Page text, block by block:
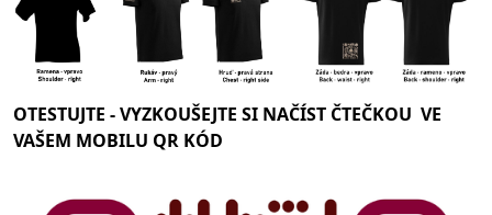
OTESTUJTE -VYZKOUŠEJTE SI NAČÍST ČTEČKOU VE
VAŠEM MOBILU QR KÓD